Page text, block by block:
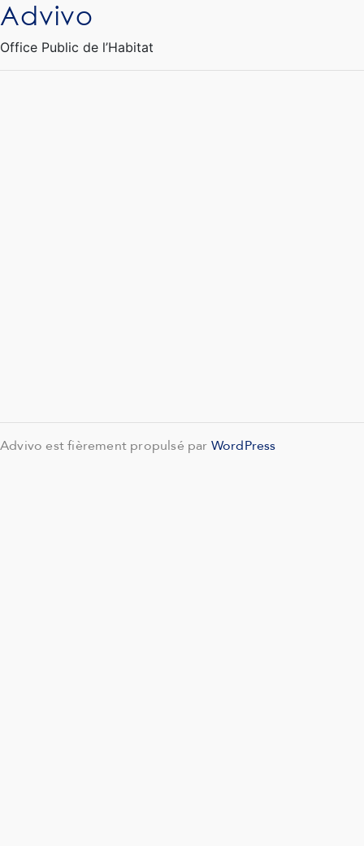
Ouvrir le Chatbot
Advivo
Office Public de l’Habitat
Advivo est fièrement propulsé par WordPress